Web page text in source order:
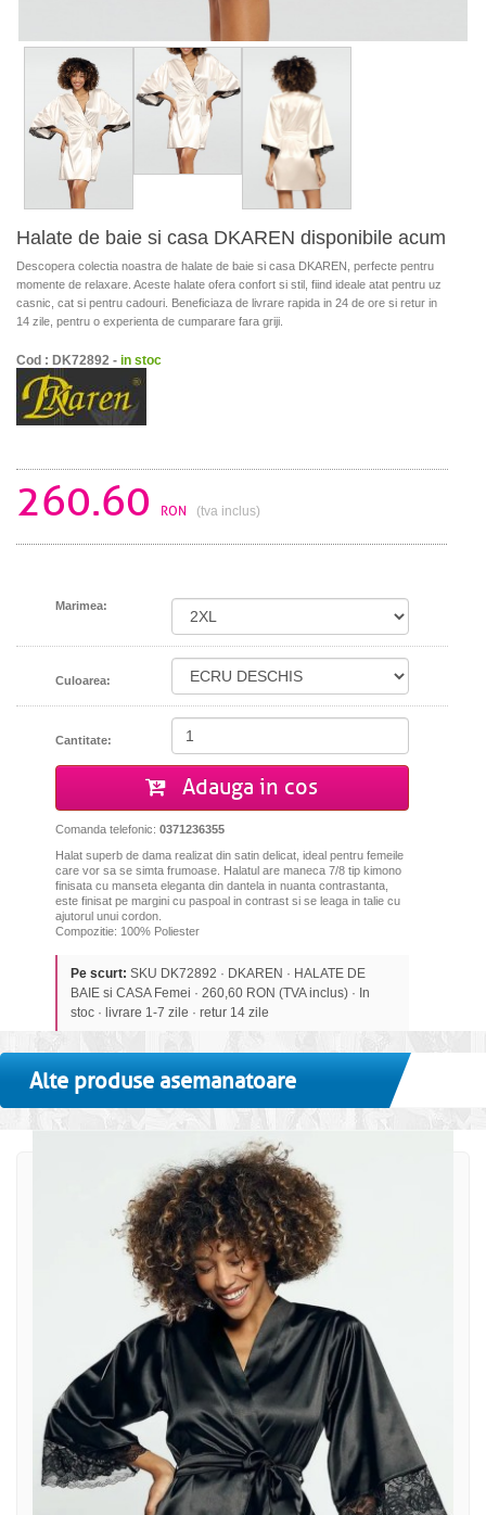
Halate de baie si casa DKAREN disponibile acum
Descopera colectia noastra de halate de baie si casa DKAREN, perfecte pentru
momente de relaxare. Aceste halate ofera confort si stil, fiind ideale atat pentru uz
casnic, cat si pentru cadouri. Beneficiaza de livrare rapida in 24 de ore si retur in
14 zile, pentru o experienta de cumparare fara griji.
Cod : DK72892 - in stoc
260.60 RON (tva inclus)
Marimea:
Culoarea:
Cantitate:
Adauga in cos
Comanda telefonic: 0371236355
Halat superb de dama realizat din satin delicat, ideal pentru femeile
care vor sa se simta frumoase.
Halatul are maneca 7/8 tip kimono
finisata cu manseta eleganta din dantela in nuanta contrastanta,
este finisat pe margini cu paspoal in contrast si se leaga in talie cu
ajutorul unui cordon.
Compozitie: 100% Poliester
Pe scurt: SKU DK72892 · DKAREN · HALATE DE
BAIE si CASA Femei · 260,60 RON (TVA inclus) · In
stoc · livrare 1-7 zile · retur 14 zile
Alte produse asemanatoare